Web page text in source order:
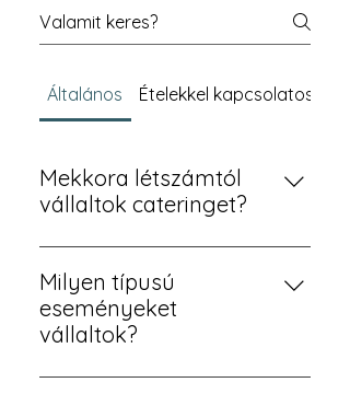
Általános Ételekkel kapcsolatos
Mekkora létszámtól
vállaltok cateringet?
Jellemzően 30 – 300 fő közötti
események lebonyolítását
vállaljuk. Kis családi
összejövetelektől, a nagy céges
igazodunk a létszámhoz.
Milyen típusú
eseményeket
vállaltok?
Például születésnapok, kisebb